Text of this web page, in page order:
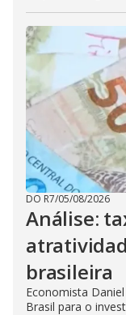
DO R7/05/08/2026
Análise:
brasileira
Economista
Brasil para o